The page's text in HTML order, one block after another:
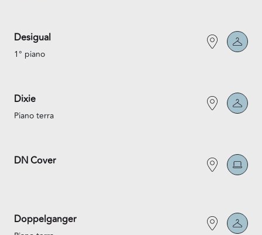
Desigual
1° piano
Dixie
Piano terra
DN Cover
Doppelganger